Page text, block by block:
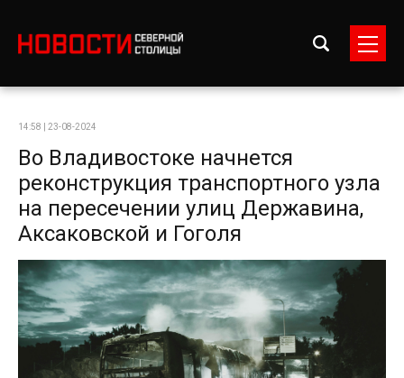
14:58 | 23-08-2024
Во Владивостоке начнется
реконструкция транспортного узла
на пересечении улиц Державина,
Аксаковской и Гоголя